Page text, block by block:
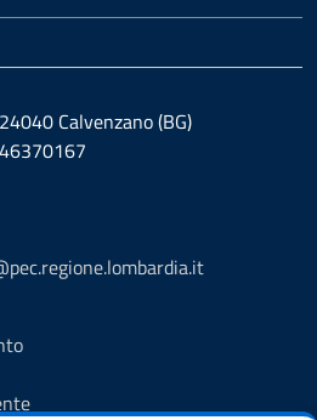
Calvenzano (BG)